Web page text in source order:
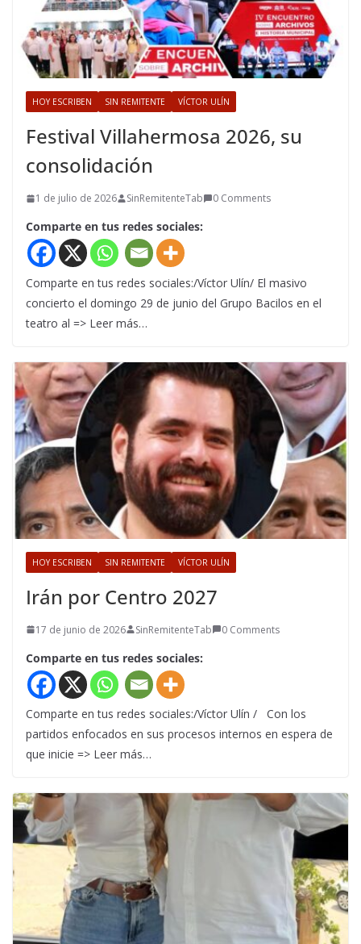
HOY ESCRIBEN SIN REMITENTE VÍCTOR ULÍN
Festival Villahermosa 2026, su
consolidación
1 de julio de 2026 SinRemitenteTab 0 Comments
Comparte en tus redes sociales:
Comparte en tus redes sociales:/Víctor Ulín/ El masivo
concierto el domingo 29 de junio del Grupo Bacilos en el
teatro al => Leer más…
HOY ESCRIBEN SIN REMITENTE VÍCTOR ULÍN
Irán por Centro 2027
17 de junio de 2026 SinRemitenteTab 0 Comments
Comparte en tus redes sociales:
Comparte en tus redes sociales:/Víctor Ulín / Con los
partidos enfocados en sus procesos internos en espera de
que inicie => Leer más…